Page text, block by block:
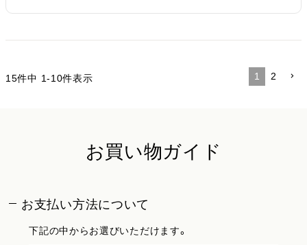
15件中 1-10件表示 1 2
お買い物ガイド
お支払い方法について
下記の中からお選びいただけます。